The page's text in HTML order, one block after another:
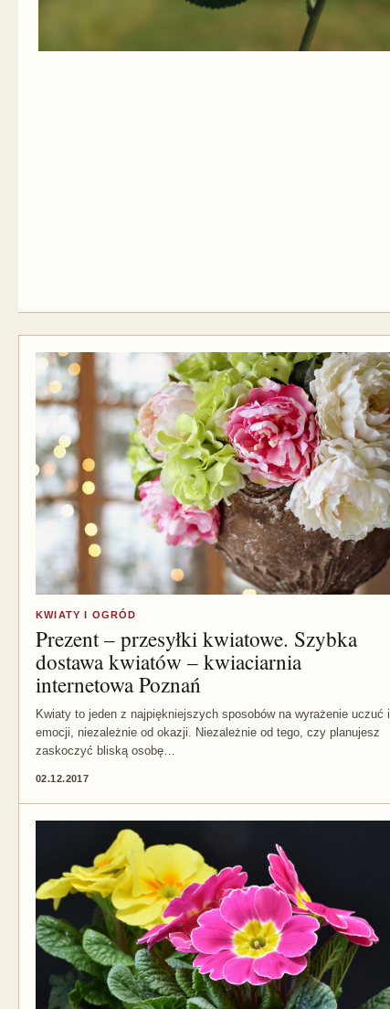
KWIATY I OGRÓD
Prezent – przesyłki kwiatowe. Szybka
dostawa kwiatów – kwiaciarnia
internetowa Poznań
Kwiaty to jeden z najpiękniejszych sposobów na wyrażenie uczuć i
emocji, niezależnie od okazji. Niezależnie od tego, czy planujesz
zaskoczyć bliską osobę…
02.12.2017